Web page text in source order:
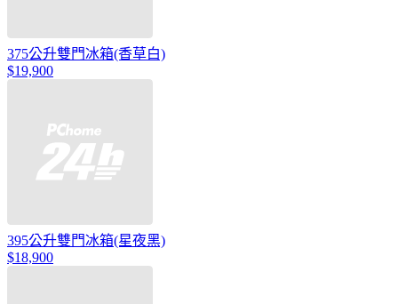
375公升雙門冰箱(香草白)
$19,900
395公升雙門冰箱(星夜黑)
$18,900